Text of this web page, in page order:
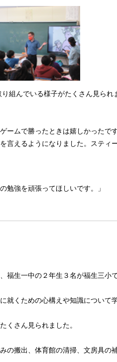
組んでいる様子がたくさん見られ
ームで勝ったときは嬉しかったで
言えるようになりました。ステ
勉強を頑張ってほしいです。」
福生一中の２年生３名が福生三小
くための心構えや知識について学
くさん見られました。
の搬出、体育館の清掃、文房具の